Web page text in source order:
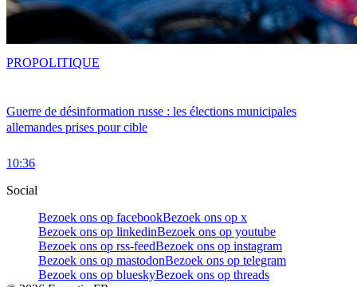
Guerre de désinformation russe : les élections municipales
allemandes prises pour cible
10:36
PROPOLITIQUE
Social
Bezoek ons op facebookBezoek ons op x
Bezoek ons op linkedinBezoek ons op youtube
Bezoek ons op rss-feedBezoek ons op instagram
Bezoek ons op mastodonBezoek ons op telegram
Bezoek ons op blueskyBezoek ons op threads